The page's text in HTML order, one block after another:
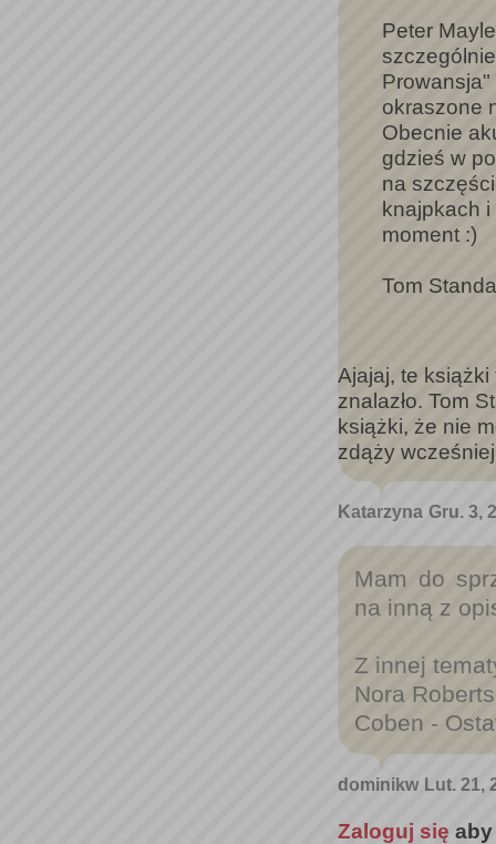
Peter
okraszone
Obecnie
gdzieś w
na
knajpkach
moment :)
Tom
Ajajaj, te książki
znalazło. Tom
książki, że nie
zdąży
Katarzyna Gru. 3,
Mam do
na inną z
Z innej
Nora
Coben -
dominikw Lut. 21,
Zaloguj się